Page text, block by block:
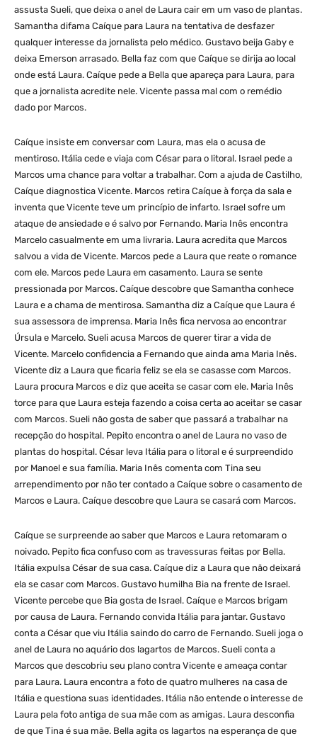
assusta Sueli, que deixa o anel de Laura cair em um vaso de plantas.
Samantha difama Caíque para Laura na tentativa de desfazer
qualquer interesse da jornalista pelo médico. Gustavo beija Gaby e
deixa Emerson arrasado. Bella faz com que Caíque se dirija ao local
onde está Laura. Caíque pede a Bella que apareça para Laura, para
que a jornalista acredite nele. Vicente passa mal com o remédio
dado por Marcos.
Caíque insiste em conversar com Laura, mas ela o acusa de
mentiroso. Itália cede e viaja com César para o litoral. Israel pede a
Marcos uma chance para voltar a trabalhar. Com a ajuda de Castilho,
Caíque diagnostica Vicente. Marcos retira Caíque à força da sala e
inventa que Vicente teve um princípio de infarto. Israel sofre um
ataque de ansiedade e é salvo por Fernando. Maria Inês encontra
Marcelo casualmente em uma livraria. Laura acredita que Marcos
salvou a vida de Vicente. Marcos pede a Laura que reate o romance
com ele. Marcos pede Laura em casamento. Laura se sente
pressionada por Marcos. Caíque descobre que Samantha conhece
Laura e a chama de mentirosa. Samantha diz a Caíque que Laura é
sua assessora de imprensa. Maria Inês fica nervosa ao encontrar
Úrsula e Marcelo. Sueli acusa Marcos de querer tirar a vida de
Vicente. Marcelo confidencia a Fernando que ainda ama Maria Inês.
Vicente diz a Laura que ficaria feliz se ela se casasse com Marcos.
Laura procura Marcos e diz que aceita se casar com ele. Maria Inês
torce para que Laura esteja fazendo a coisa certa ao aceitar se casar
com Marcos. Sueli não gosta de saber que passará a trabalhar na
recepção do hospital. Pepito encontra o anel de Laura no vaso de
plantas do hospital. César leva Itália para o litoral e é surpreendido
por Manoel e sua família. Maria Inês comenta com Tina seu
arrependimento por não ter contado a Caíque sobre o casamento de
Marcos e Laura. Caíque descobre que Laura se casará com Marcos.
Caíque se surpreende ao saber que Marcos e Laura retomaram o
noivado. Pepito fica confuso com as travessuras feitas por Bella.
Itália expulsa César de sua casa. Caíque diz a Laura que não deixará
ela se casar com Marcos. Gustavo humilha Bia na frente de Israel.
Vicente percebe que Bia gosta de Israel. Caíque e Marcos brigam
por causa de Laura. Fernando convida Itália para jantar. Gustavo
conta a César que viu Itália saindo do carro de Fernando. Sueli joga o
anel de Laura no aquário dos lagartos de Marcos. Sueli conta a
Marcos que descobriu seu plano contra Vicente e ameaça contar
para Laura. Laura encontra a foto de quatro mulheres na casa de
Itália e questiona suas identidades. Itália não entende o interesse de
Laura pela foto antiga de sua mãe com as amigas. Laura desconfia
de que Tina é sua mãe. Bella agita os lagartos na esperança de que